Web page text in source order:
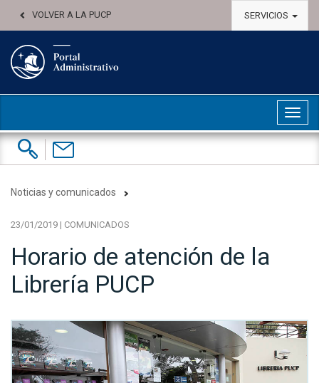
VOLVER A LA PUCP SERVICIOS
Buscar:
Contáctenos
Noticias y comunicados
23/01/2019 | COMUNICADOS
Horario de atención de la
Librería PUCP